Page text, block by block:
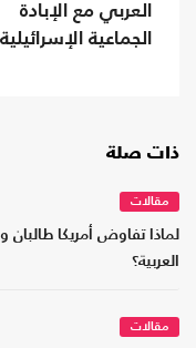
العربي مع الإبادة
الجماعية الإسرائيلية
ذات صلة
مقالات
لماذا تفاوض أمريكا طالبان
العربية؟
مقالات